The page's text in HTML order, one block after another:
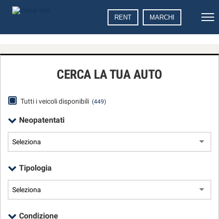
RENT MARCHI
CERCA LA TUA AUTO
Tutti i veicoli disponibili (449)
Neopatentati
Tipologia
Condizione
preferenze
consenso
pannello
ti
di
esprimere
le
tue
preferenze
di
alle
di